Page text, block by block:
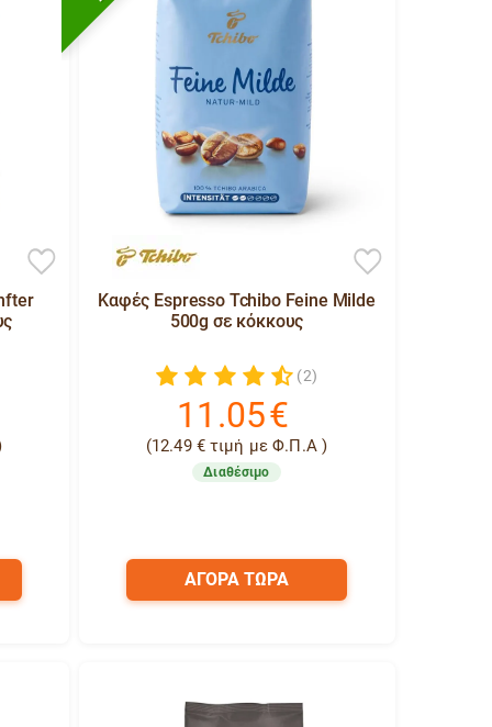
Καφές Espresso Tchibo Feine Milde
500g σε κόκκους
(2)
11.05€
(12.49 €τιμή με Φ.Π.Α )
Διαθέσιμο
ΑΓΟΡΑ ΤΩΡΑ